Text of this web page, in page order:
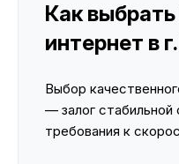
Как
интернет в
Выбор
— залог стабильной
требования к